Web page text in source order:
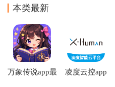
本类最新
万象传说app最
凌度云控app